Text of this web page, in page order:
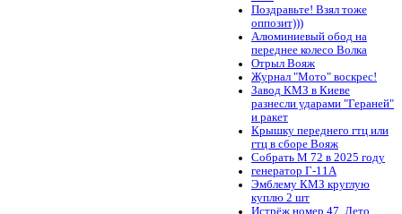
Поздравьте! Взял тоже
оппозит)))
Алюминиевый обод на
переднее колесо Волка
Отрыл Вояж
Журнал "Мото" воскрес!
Завод КМЗ в Киеве
разнесли ударами "Гераней"
и ракет
Крышку переднего гтц или
гтц в сборе Вояж
Собрать М 72 в 2025 году
генератор Г-11А
Эмблему КМЗ круглую
куплю 2 шт
Истрёж номер 47. Лето